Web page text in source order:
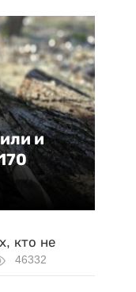
и
кто не
46332